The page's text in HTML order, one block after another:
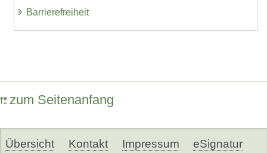
Barrierefreiheit
zum Seitenanfang
Übersicht Kontakt Impressum eSignatur